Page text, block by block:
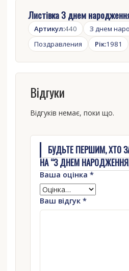
Листівка З днем
Артикул:440
З днем
Поздравления
Рік:1981
Відгуки
Відгуків немає, поки що.
БУДЬТЕ ПЕРШИМ, ХТО
НА “З ДНЕМ НАРОДЖЕННЯ,
Ваша оцінка *
Ваш відгук *